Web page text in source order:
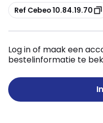
Kopiëren
Ref Cebeo 10.84.19.70
Log in of maak een
bestelinformatie te